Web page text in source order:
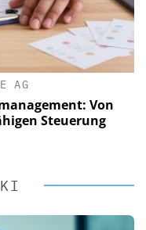
AG
Von
Steuerung